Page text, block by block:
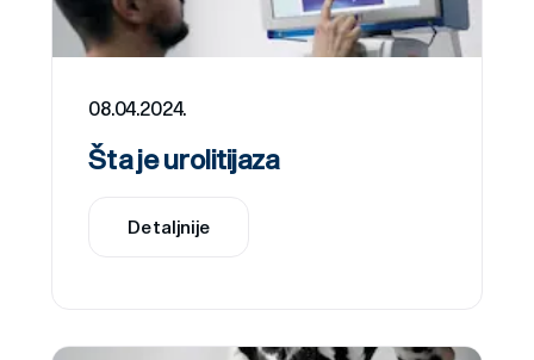
08.04.2024.
Šta je urolitijaza
Detaljnije